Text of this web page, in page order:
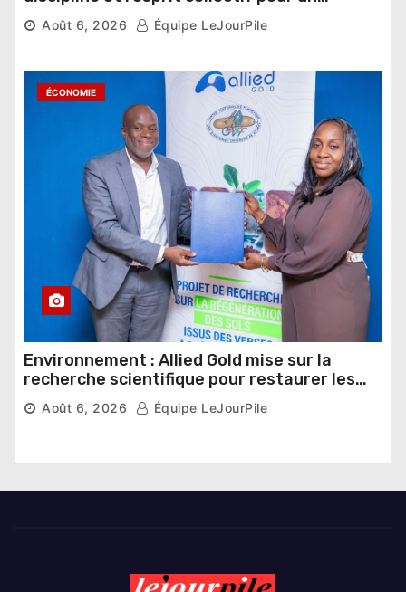
nouveau départ
Août 6, 2026 Équipe LeJourPile
ÉCONOMIE
Environnement : Allied Gold mise sur la
recherche scientifique pour restaurer les
sols de ses sites miniers
Août 6, 2026 Équipe LeJourPile